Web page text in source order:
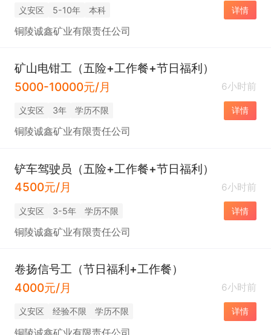
义安区 5-10年 本科 详情
铜陵诚鑫矿业有限责任公司
矿山电钳工（五险+工作餐+节日福利）
5000-10000元/月
6小时前
义安区 3年 学历不限 详情
铜陵诚鑫矿业有限责任公司
铲车驾驶员（五险+工作餐+节日福利）
4500元/月
6小时前
义安区 3-5年 学历不限 详情
铜陵诚鑫矿业有限责任公司
卷扬信号工（节日福利+工作餐）
4000元/月
6小时前
义安区 经验不限 学历不限 详情
铜陵诚鑫矿业有限责任公司